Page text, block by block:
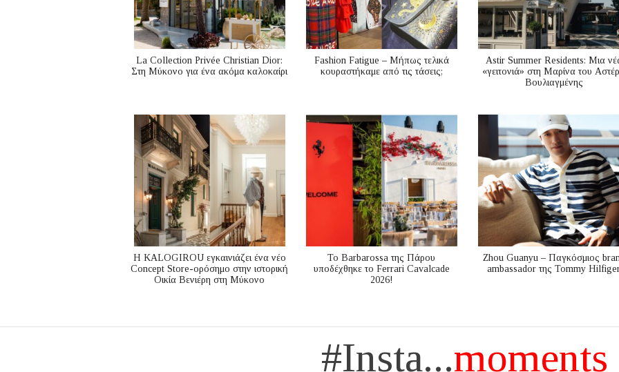
La Collection Privée Christian Dior:
Στη Μύκονο για ένα ακόμα καλοκαίρι
Fashion Fatigue – Μήπως τελικά
κουραστήκαμε από τις τάσεις;
Astir Summer Residents: Μια
«γειτονιά» στη Μαρίνα του
Βουλιαγμένης
Η KALOGIROU εγκαινιάζει ένα νέο
Concept Store-ορόσημο στην ιστορική
Οικία Βενιέρη στη Μύκονο
Το Barbarossa της Πάρου
υποδέχθηκε το Ferrari Cavalcade
2026!
Zhou Guanyu – Παγκόσμιος
ambassador της Tommy
#Insta...moments